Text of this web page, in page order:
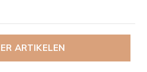
ARTIKELEN